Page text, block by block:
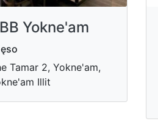
Yokne'am
Tamar 2, Yokne'am,
Illit